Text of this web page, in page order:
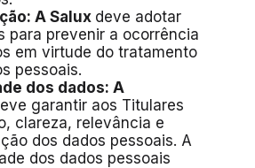
A Salux deve adotar
para prevenir a ocorrência
em virtude do tratamento
pessoais.
dos dados: A
garantir aos Titulares
clareza, relevância e
dos dados pessoais. A
dos dados pessoais